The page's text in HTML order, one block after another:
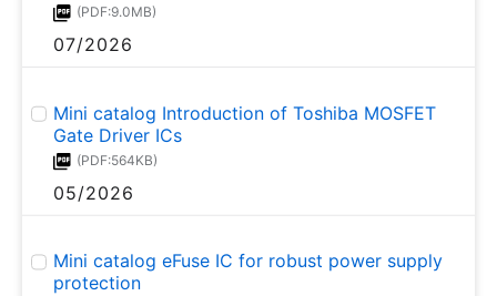
(PDF:9.0MB)
07/2026
Mini catalog Introduction of Toshiba MOSFET
Gate Driver ICs
(PDF:564KB)
05/2026
Mini catalog eFuse IC for robust power supply
protection